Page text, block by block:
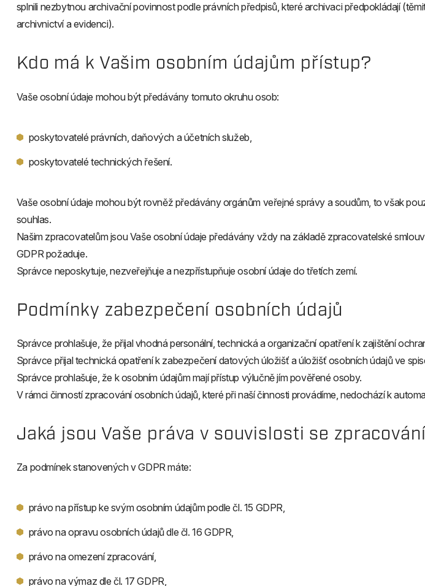
splnili nezbytnou archivační povinnost podle právních předpisů, které archivaci předpokládají
archivnictví a evidenci).
Kdo má k Vašim osobním údajům přístup?
Vaše osobní údaje mohou být předávány tomuto okruhu osob:
poskytovatelé právních, daňových a účetních služeb,
poskytovatelé technických řešení.
Vaše osobní údaje mohou být rovněž předávány orgánům veřejné správy a soudům, to však
souhlas.
Našim zpracovatelům jsou Vaše osobní údaje předávány vždy na základě zpracovatelské
GDPR požaduje.
Správce neposkytuje, nezveřejňuje a nezpřístupňuje osobní údaje do třetích zemí.
Podmínky zabezpečení osobních údajů
Správce prohlašuje, že přijal vhodná personální, technická a organizační opatření k zajištění
Správce přijal technická opatření k zabezpečení datových úložišť a úložišť osobních údajů ve
Správce prohlašuje, že k osobním údajům mají přístup výlučně jím pověřené osoby.
V rámci činností zpracování osobních údajů, které při naší činnosti provádíme, nedochází k
Jaká jsou Vaše práva v souvislosti se
Za podmínek stanovených v GDPR máte:
právo na přístup ke svým osobním údajům podle čl. 15 GDPR,
právo na opravu osobních údajů dle čl. 16 GDPR,
právo na omezení zpracování,
právo na výmaz dle čl. 17 GDPR,